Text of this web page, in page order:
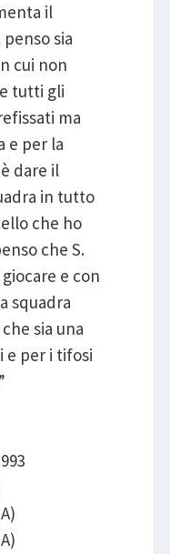
il
sia
cui non
tutti gli
ma
e per la
dare il
in tutto
che ho
che S.
e con
squadra
sia una
e per i tifosi